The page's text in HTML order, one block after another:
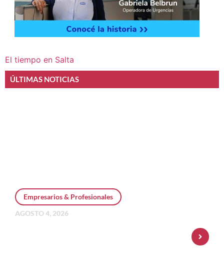
El tiempo en Salta
ÚLTIMAS NOTICIAS
Empresarios & Profesionales
AGOSTO 4, 2026